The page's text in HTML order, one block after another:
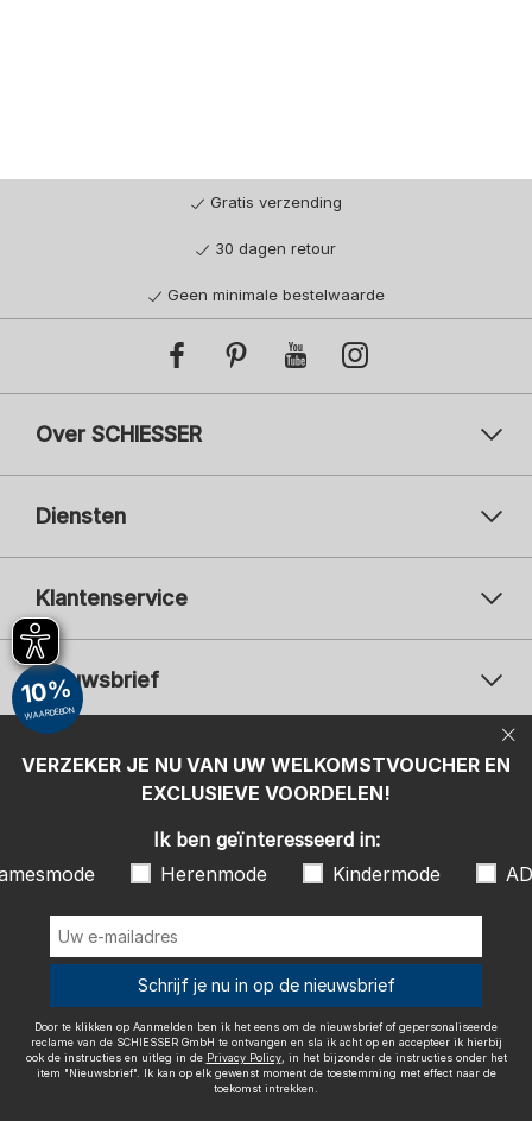
Gratis verzending
30 dagen retour
Geen minimale bestelwaarde
Over SCHIESSER
Diensten
Klantenservice
Nieuwsbrief
Uw
Uw e-mailadres
Aanmelden
Herenmode
ADIDAS
Door te klikken op Aanmelden ben ik het eens om de nieuwsbrief of
gepersonaliseerde reclame van de SCHIESSER GmbH te ontvangen en
sla ik acht op en accepteer ik hierbij ook de instructies en uitleg in de
, in het bijzonder de instructies onder het item
effect naar de toekomst intrekken.
Betaalwijzen
Wij bezorgen met
VERZEKER JE NU VAN UW WELKOMSTVOUCHER EN
EXCLUSIEVE VOORDELEN!
10%
WAARDEBON
Ik ben geïnteresseerd in:
Herenmode Kindermode
Schrijf je nu in op de nieuwsbrief
Door te klikken op Aanmelden ben ik het eens om de nieuwsbrief of gepersonaliseerde
reclame van de SCHIESSER GmbH te ontvangen en sla ik acht op en accepteer ik hierbij
ook de instructies en uitleg in de Privacy Policy, in het bijzonder de instructies onder het
item "Nieuwsbrief". Ik kan op elk gewenst moment de toestemming met effect naar de
toekomst intrekken.